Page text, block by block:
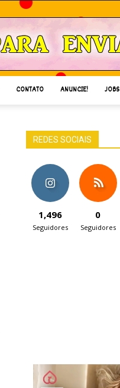
CONTATO ANUNCIE! JOBS
REDES SOCIAIS
1,496
Seguidores
0
Seguidores